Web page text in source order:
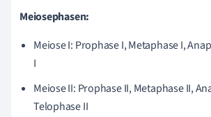
Meiosephasen:
Meiose I: Prophase I, Metaphase I,
I
Meiose II: Prophase II, Metaphase II,
Telophase II